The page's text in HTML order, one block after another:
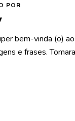
POR
bem-vinda (o)
e frases.